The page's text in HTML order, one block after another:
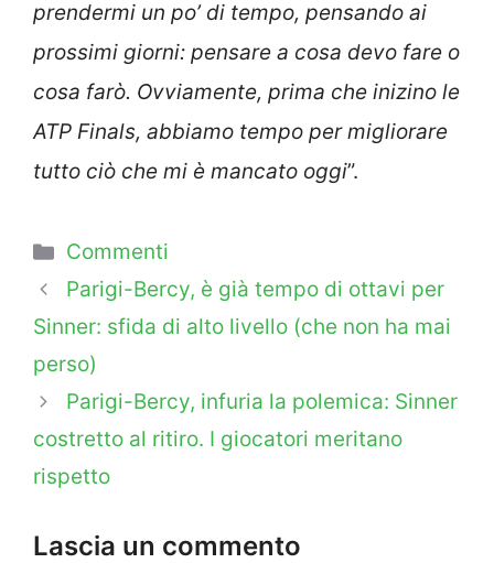
prendermi un po’ di tempo, pensando ai
prossimi giorni: pensare a cosa devo fare o
cosa farò. Ovviamente, prima che inizino le
ATP Finals, abbiamo tempo per migliorare
tutto ciò che mi è mancato oggi”.
Categorie
Commenti
Parigi-Bercy, è già tempo di ottavi per
Sinner: sfida di alto livello (che non ha mai
perso)
Parigi-Bercy, infuria la polemica: Sinner
costretto al ritiro. I giocatori meritano
rispetto
Lascia un commento